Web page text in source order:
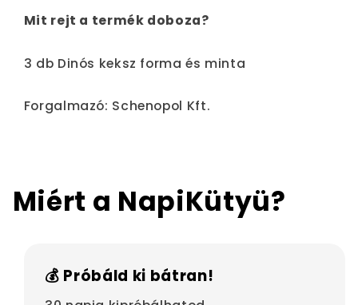
Mit rejt a termék doboza?
3 db Dinós keksz forma és minta
Forgalmazó: Schenopol Kft.
Miért a NapiKütyü?
💰 Próbáld ki bátran!